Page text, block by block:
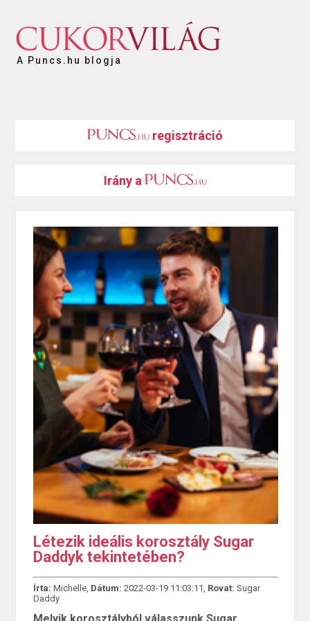
A Puncs.hu blogja
regisztráció
Irány a
Létezik ideális korosztály Sugar
Daddyk tekintetében?
Írta: Michelle, Dátum: 2022-03-19 11:03:11, Rovat: Sugar
Daddy